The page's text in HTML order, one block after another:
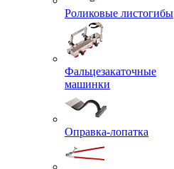
Роликовые листогибы
Фальцезакаточные
машинки
Оправка-лопатка